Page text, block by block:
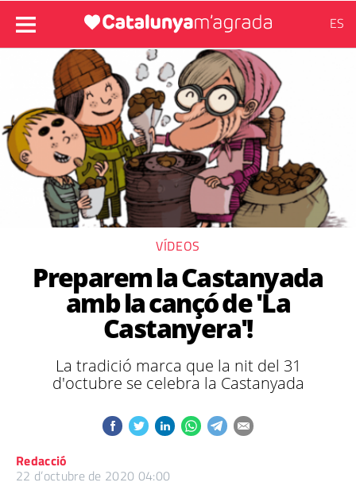
ES
VÍDEOS
Preparem la Castanyada
amb la cançó de 'La
Castanyera'!
La tradició marca que la nit del 31
d'octubre se celebra la Castanyada
Redacció
22 d’octubre de 2020 04:00